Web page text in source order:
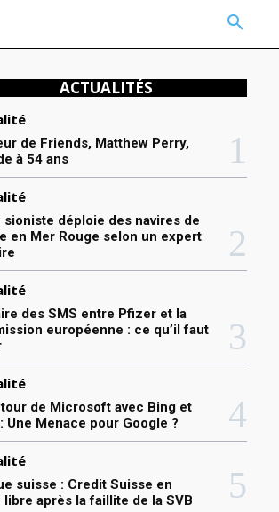
MORE
ACTUALITÉS
de Friends, Matthew Perry,
à 54 ans
sioniste déploie des navires de
en Mer Rouge selon un expert
des SMS entre Pfizer et la
européenne : ce qu’il faut
de Microsoft avec Bing et
Une Menace pour Google ?
suisse : Credit Suisse en
libre après la faillite de la SVB